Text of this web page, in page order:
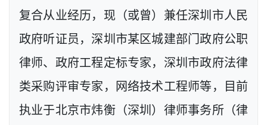
复合从业经历，现（或曾）兼任深圳市人民
政府听证员，深圳市某区城建部门政府公职
律师、政府工程定标专家，深圳市政府法律
类采购评审专家，网络技术工程师等，目前
执业于北京市炜衡（深圳）律师事务所（律